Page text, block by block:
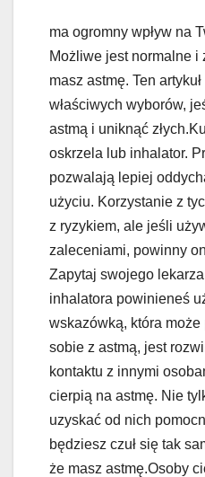
ma ogromny wpływ na
Możliwe jest normalne i
masz astmę. Ten
właściwych wyborów,
astmą i uniknąć
oskrzela lub inhalator.
pozwalają lepiej
użyciu. Korzystanie z
z ryzykiem, ale jeśli
zaleceniami, powinny
Zapytaj swojego
inhalatora powinieneś
wskazówką, która
sobie z astmą, jest
kontaktu z innymi
cierpią na astmę. Nie
uzyskać od nich
będziesz czuł się tak
że masz astmę.Osoby